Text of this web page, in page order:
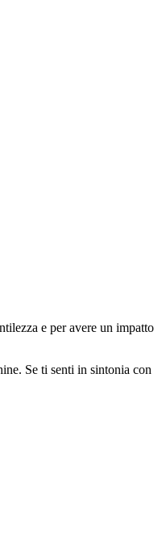
e per avere un impatto
Se ti senti in sintonia con